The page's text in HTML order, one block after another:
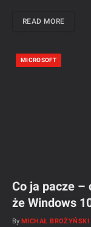
READ MORE
MICROSOFT
Co ja pacze –
że Windows
By MICHAŁ BROŻYŃSKI